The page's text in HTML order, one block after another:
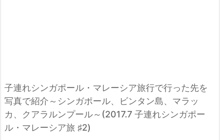
子連れシンガポール・マレーシア旅行で行った先を
写真で紹介～シンガポール、ビンタン島、マラッ
カ、クアラルンプール～(2017.7 子連れシンガポー
ル・マレーシア旅 ♯2)